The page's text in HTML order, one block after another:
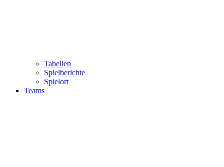
Tabellen
Spielberichte
Spielort
Teams